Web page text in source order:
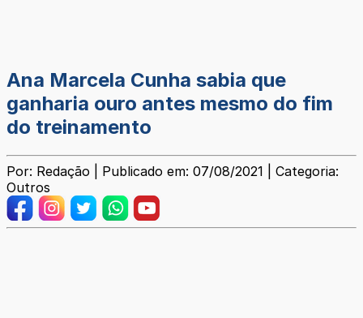
Ana Marcela Cunha sabia que
ganharia ouro antes mesmo do fim
do treinamento
Por: Redação | Publicado em: 07/08/2021 | Categoria:
Outros